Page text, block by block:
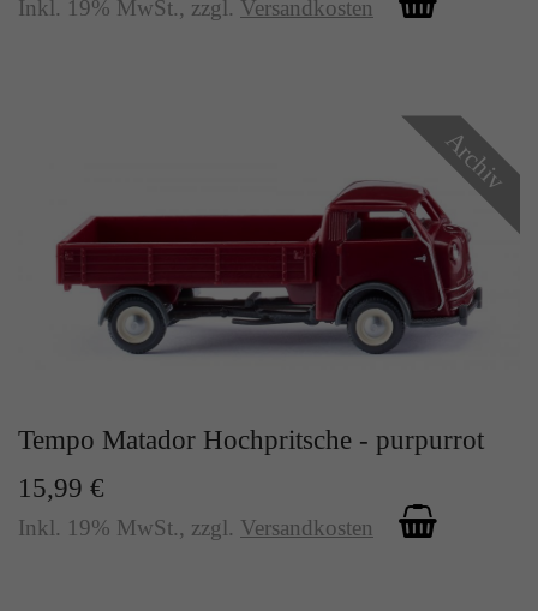
Inkl. 19% MwSt., zzgl. Versandkosten
Archiv
Tempo Matador Hochpritsche - purpurrot
15,99 €
Inkl. 19% MwSt., zzgl. Versandkosten